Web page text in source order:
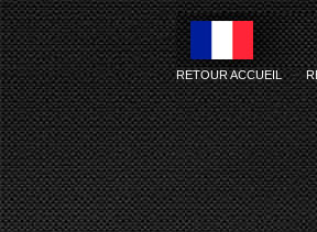
RETOUR ACCUEIL-